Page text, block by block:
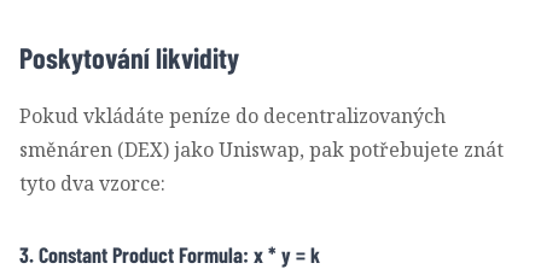
Poskytování likvidity
Pokud vkládáte peníze do decentralizovaných
směnáren (DEX) jako Uniswap, pak potřebujete znát
tyto dva vzorce:
3. Constant Product Formula: x * y = k